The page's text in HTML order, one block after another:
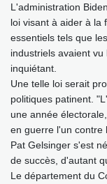
L'administration
loi visant à aider à la
essentiels tels que
industriels avaient
inquiétant.
Une telle loi serait
politiques patinent.
une année
en guerre l'un contre
Pat Gelsinger s'est
de succès, d'autant
Le département du